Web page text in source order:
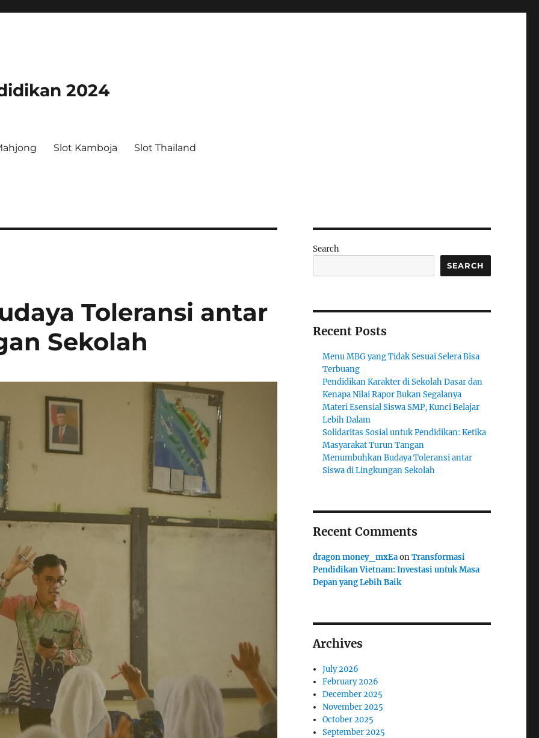
2024
Slot Kamboja Slot Thailand
Toleransi antar
Sekolah
Search
SEARCH
Recent Posts
Menu MBG yang Tidak Sesuai Selera Bisa
Terbuang
Pendidikan Karakter di Sekolah Dasar dan
Kenapa Nilai Rapor Bukan Segalanya
Materi Esensial Siswa SMP, Kunci Belajar
Lebih Dalam
Solidaritas Sosial untuk Pendidikan: Ketika
Masyarakat Turun Tangan
Menumbuhkan Budaya Toleransi antar
Siswa di Lingkungan Sekolah
Recent Comments
dragon money_mxEaonTransformasi
Pendidikan Vietnam: Investasi untuk Masa
Depan yang Lebih Baik
Archives
July 2026
February 2026
December 2025
November 2025
October 2025
September 2025